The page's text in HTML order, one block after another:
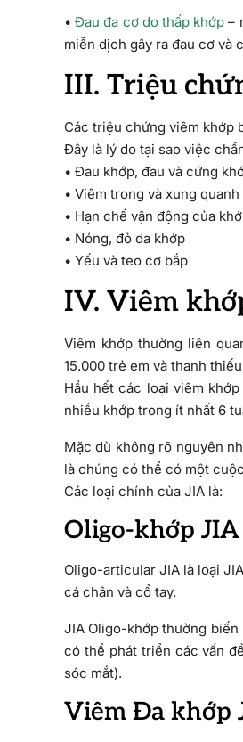
•Đau đa cơ do thấp khớp –
miễn dịch gây ra đau cơ và
III. Triệu
Các triệu chứng viêm khớp
Đây là lý do tại sao việc
• Đau khớp, đau và cứng
• Viêm trong và xung
• Hạn chế vận động của
• Nóng, đỏ da khớp
• Yếu và teo cơ bắp
IV. Viêm
Viêm khớp thường liên
15.000 trẻ em và thanh
Hầu hết các loại viêm
nhiều khớp trong ít nhất 6
Mặc dù không rõ nguyên
là chúng có thể có một
Các loại chính của JIA là:
Oligo-khớp JIA
Oligo-articular JIA là loại
cá chân và cổ tay.
JIA Oligo-khớp thường biến
có thể phát triển các vấn
sóc mắt).
Viêm Đa khớp